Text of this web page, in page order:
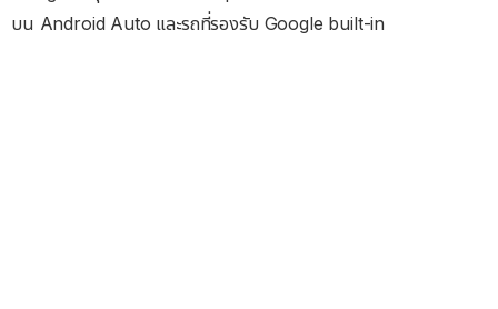
บน Android Auto และรถที่รองรับ Google built-in